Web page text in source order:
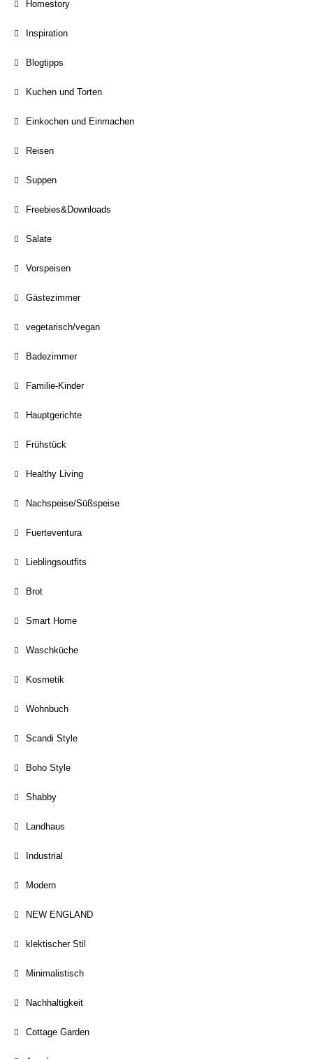
Homestory
Inspiration
Blogtipps
Kuchen und Torten
Einkochen und Einmachen
Reisen
Suppen
Freebies&Downloads
Salate
Vorspeisen
Gästezimmer
vegetarisch/vegan
Badezimmer
Familie-Kinder
Hauptgerichte
Frühstück
Healthy Living
Nachspeise/Süßspeise
Fuerteventura
Lieblingsoutfits
Brot
Smart Home
Waschküche
Kosmetik
Wohnbuch
Scandi Style
Boho Style
Shabby
Landhaus
Industrial
Modern
NEW ENGLAND
klektischer Stil
Minimalistisch
Nachhaltigkeit
Cottage Garden